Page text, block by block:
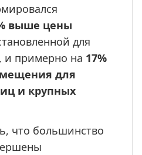
выше цены
для
и примерно на 17%
для
и крупных
что большинство